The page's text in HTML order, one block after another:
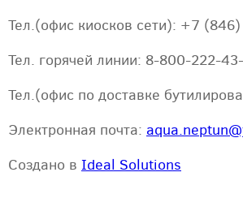
Тел.(офис киосков сети): +7
Тел. горячей линии: 8-800-222-
Тел.(офис по доставке
Электронная почта:
Создано в Ideal Solutions